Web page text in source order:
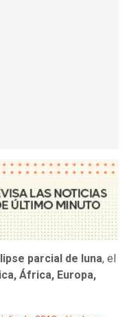
parcial de luna, el
África, Europa,